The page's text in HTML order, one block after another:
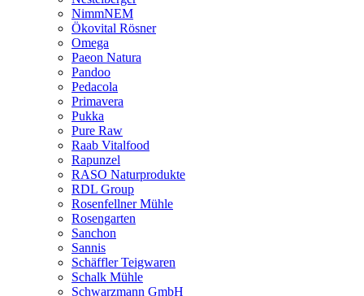
NimmNEM
Ökovital Rösner
Omega
Paeon Natura
Pandoo
Pedacola
Primavera
Pukka
Pure Raw
Raab Vitalfood
Rapunzel
RASO Naturprodukte
RDL Group
Rosenfellner Mühle
Rosengarten
Sanchon
Sannis
Schäffler Teigwaren
Schalk Mühle
Schwarzmann GmbH